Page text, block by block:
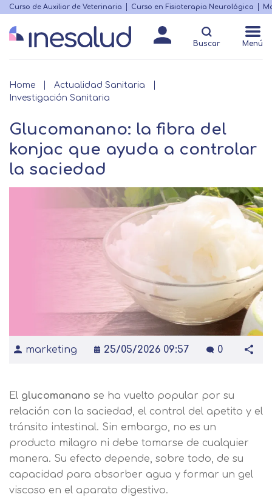
Skip
main
content
Menú
destacado
Curso de Auxiliar de Veterinaria Curso en Fisioterapia Neurológica
Buscar Menú
Breadcrumb
Home
Actualidad Sanitaria
Investigación Sanitaria
Glucomanano: la fibra del
konjac que ayuda a controlar
la saciedad
marketing 25/05/2026 09:57 0
El glucomanano se ha vuelto popular por su
relación con la saciedad, el control del apetito y el
tránsito intestinal. Sin embargo, no es un
producto milagro ni debe tomarse de cualquier
manera. Su efecto depende, sobre todo, de su
capacidad para absorber agua y formar un gel
viscoso en el aparato digestivo.
Matricularme